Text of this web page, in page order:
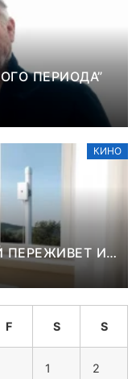
ПЕРИОДА”
КИНО
ПЕРЕЖИВЕТ И
F S S
1 2